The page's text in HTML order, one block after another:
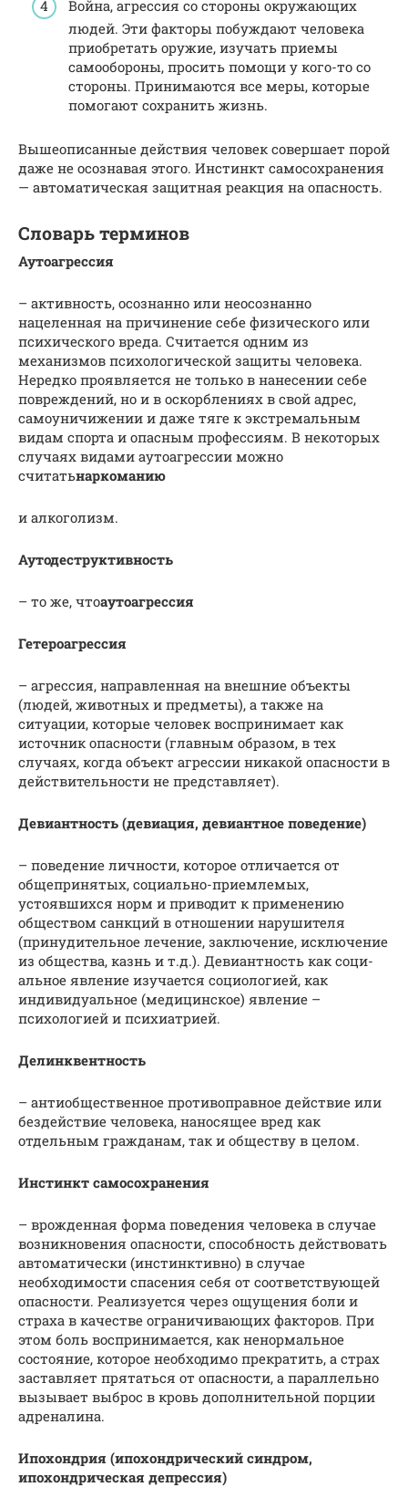
Война, агрессия со стороны окружающих
людей. Эти факторы побуждают человека
приобретать оружие, изучать приемы
самообороны, просить помощи у кого-то со
стороны. Принимаются все меры, которые
помогают сохранить жизнь.
Вышеописанные действия человек совершает порой
даже не осознавая этого. Инстинкт самосохранения
— автоматическая защитная реакция на опасность.
Словарь терминов
Аутоагрессия
– активность, осознанно или неосознанно
нацеленная на причинение себе физического или
психического вреда. Считается одним из
механизмов психологической защиты человека.
Нередко проявляется не только в нанесении себе
повреждений, но и в оскорблениях в свой адрес,
самоуничижении и даже тяге к экстремальным
видам спорта и опасным профессиям. В некоторых
случаях видами аутоагрессии можно
считатьнаркоманию
и алкоголизм.
Аутодеструктивность
– то же, чтоаутоагрессия
Гетероагрессия
– агрессия, направленная на внешние объекты
(людей, животных и предметы), а также на
ситуации, которые человек воспринимает как
источник опасности (главным образом, в тех
случаях, когда объект агрессии никакой опасности в
действительности не представляет).
Девиантность (девиация, девиантное поведение)
– поведение личности, которое отличается от
общепринятых, социально-приемлемых,
устоявшихся норм и приводит к применению
обществом санкций в отношении нарушителя
(принудительное лечение, заключение, исключение
из общества, казнь и т.д.). Де­ви­ант­ность как со­ци­
аль­ное явление изучается социологией, как
индивидуальное (медицинское) явление –
психологией и психиатрией.
Делинквентность
– антиобщественное противоправное действие или
бездействие человека, наносящее вред как
отдельным гражданам, так и обществу в целом.
Инстинкт самосохранения
– врожденная форма поведения человека в случае
возникновения опасности, способность действовать
автоматически (инстинктивно) в случае
необходимости спасения себя от соответствующей
опасности. Реализуется через ощущения боли и
страха в качестве ограничивающих факторов. При
этом боль воспринимается, как ненормальное
состояние, которое необходимо прекратить, а страх
заставляет прятаться от опасности, а параллельно
вызывает выброс в кровь дополнительной порции
адреналина.
Ипохондрия (ипохондрический синдром,
ипохондрическая депрессия)